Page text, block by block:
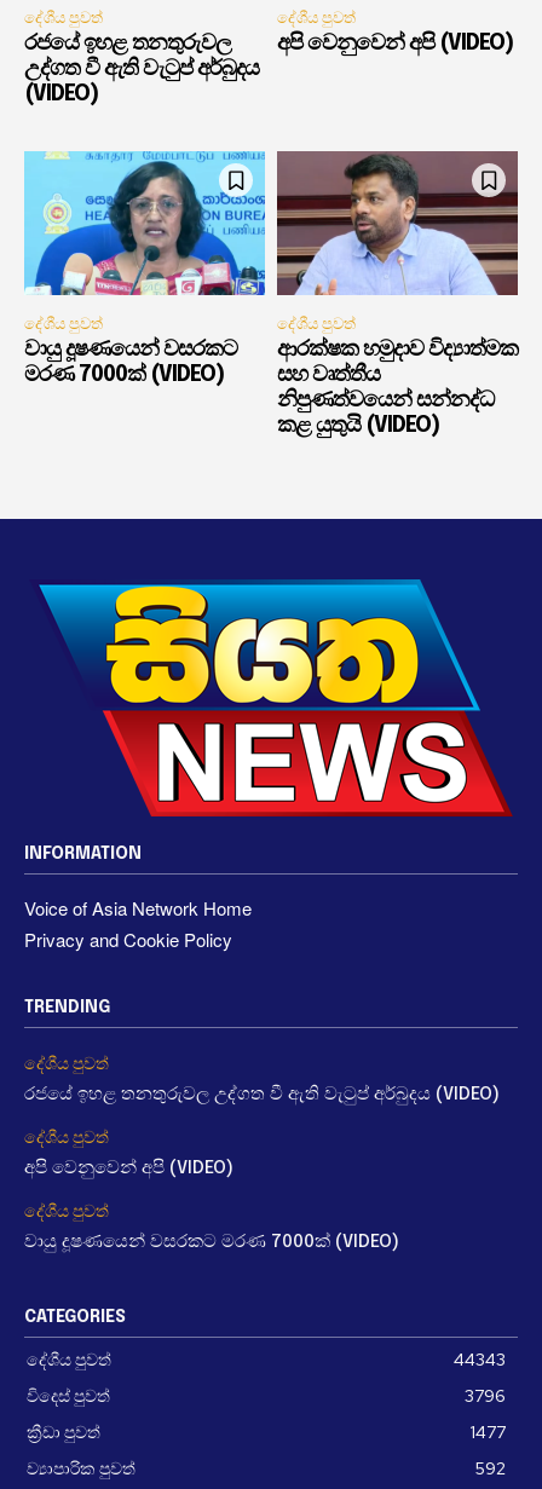
දේශීය පුවත්
රජයේ ඉහළ තනතුරුවල
උද්ගත වී ඇති වැටුප් අර්බුදය
(VIDEO)
දේශීය පුවත්
අපි වෙනුවෙන් අපි (VIDEO)
දේශීය පුවත්
වායු දූෂණයෙන් වසරකට
මරණ 7000ක් (VIDEO)
දේශීය පුවත්
ආරක්ෂක හමුදාව විද්‍යාත්මක
සහ වෘත්තීය
නිපුණත්වයෙන් සන්නද්ධ
කළ යුතුයි (VIDEO)
INFORMATION
Voice of Asia Network Home
Privacy and Cookie Policy
TRENDING
දේශීය පුවත්
රජයේ ඉහළ තනතුරුවල උද්ගත වී ඇති වැටුප් අර්බුදය (VIDEO)
දේශීය පුවත්
අපි වෙනුවෙන් අපි (VIDEO)
දේශීය පුවත්
වායු දූෂණයෙන් වසරකට මරණ 7000ක් (VIDEO)
CATEGORIES
දේශීය පුවත්
44343
විදෙස් පුවත්
3796
ක්‍රීඩා පුවත්
1477
ව්‍යාපාරික පුවත්
592